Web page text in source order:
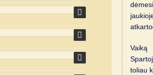
Vaiką
toliau